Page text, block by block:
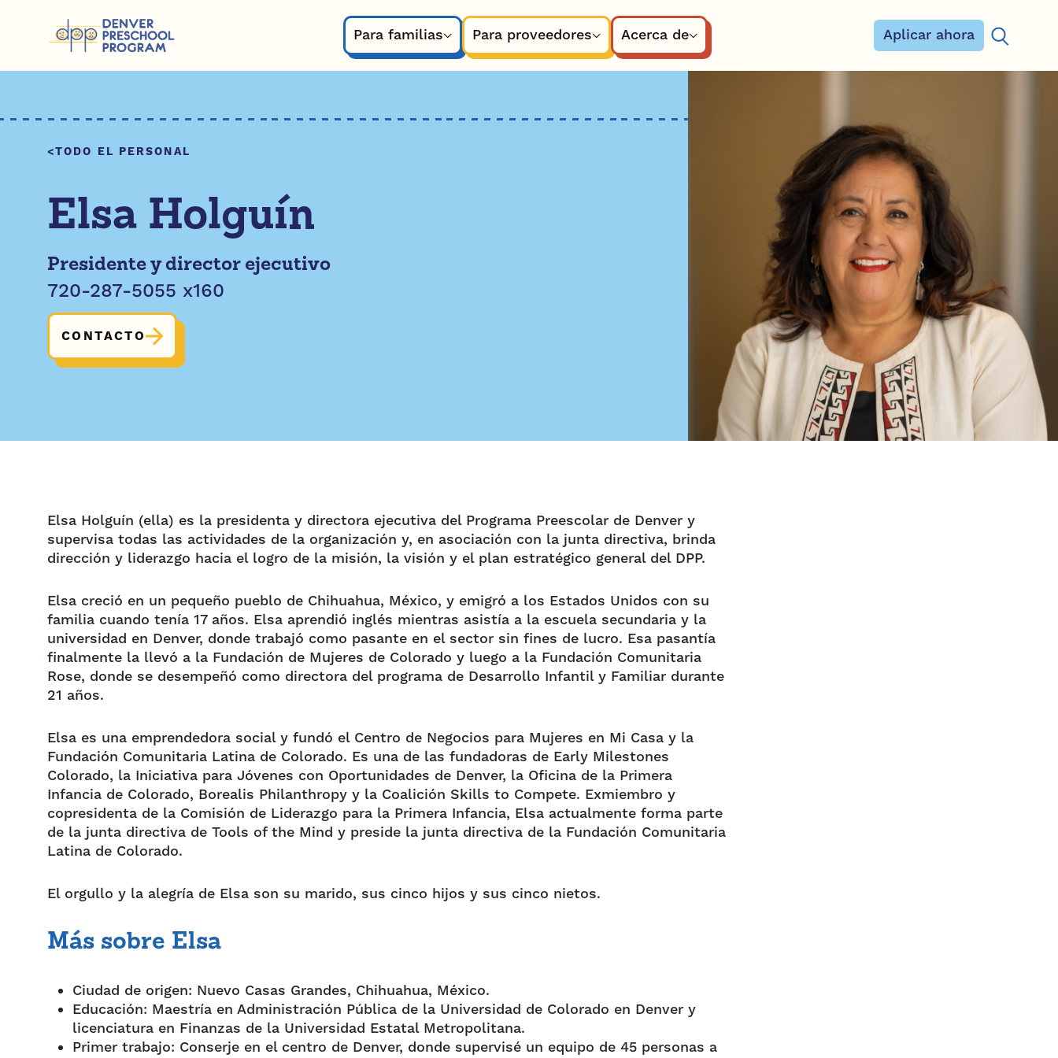
Para familias
Para proveedores Acerca de Aplicar ahora
Buscar:
TODO EL PERSONAL
Elsa Holguín
Presidente y director ejecutivo
720-287-5055 x160
CONTACTO
Elsa Holguín (ella) es la presidenta y directora ejecutiva del Programa Preescolar de Denver y
supervisa todas las actividades de la organización y, en asociación con la junta directiva, brinda
dirección y liderazgo hacia el logro de la misión, la visión y el plan estratégico general del DPP.
Elsa creció en un pequeño pueblo de Chihuahua, México, y emigró a los Estados Unidos con su
familia cuando tenía 17 años. Elsa aprendió inglés mientras asistía a la escuela secundaria y la
universidad en Denver, donde trabajó como pasante en el sector sin fines de lucro. Esa pasantía
finalmente la llevó a la Fundación de Mujeres de Colorado y luego a la Fundación Comunitaria
Rose, donde se desempeñó como directora del programa de Desarrollo Infantil y Familiar durante
21 años.
Elsa es una emprendedora social y fundó el Centro de Negocios para Mujeres en Mi Casa y la
Fundación Comunitaria Latina de Colorado. Es una de las fundadoras de Early Milestones
Colorado, la Iniciativa para Jóvenes con Oportunidades de Denver, la Oficina de la Primera
Infancia de Colorado, Borealis Philanthropy y la Coalición Skills to Compete. Exmiembro y
copresidenta de la Comisión de Liderazgo para la Primera Infancia, Elsa actualmente forma parte
de la junta directiva de Tools of the Mind y preside la junta directiva de la Fundación Comunitaria
Latina de Colorado.
El orgullo y la alegría de Elsa son su marido, sus cinco hijos y sus cinco nietos.
Más sobre Elsa
Ciudad de origen: Nuevo Casas Grandes, Chihuahua, México.
Educación: Maestría en Administración Pública de la Universidad de Colorado en Denver y
licenciatura en Finanzas de la Universidad Estatal Metropolitana.
Primer trabajo: Conserje en el centro de Denver, donde supervisé un equipo de 45 personas a